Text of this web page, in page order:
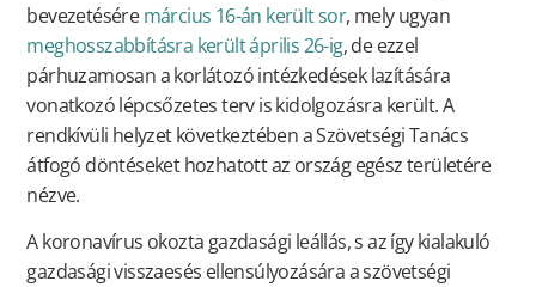
bevezetéséremárcius 16-án került sor, mely ugyan
meghosszabbításra került április 26-ig, de ezzel
párhuzamosan a korlátozó intézkedések lazítására
vonatkozó lépcsőzetes terv is kidolgozásra került. A
rendkívüli helyzet következtében a Szövetségi Tanács
átfogó döntéseket hozhatott az ország egész területére
nézve.
A koronavírus okozta gazdasági leállás, s az így kialakuló
gazdasági visszaesés ellensúlyozására a szövetségi